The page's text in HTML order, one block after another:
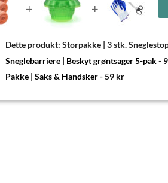
+ +
Dette produkt: Storpakke | 3 stk.
Sneglebarriere | Beskyt grøntsager 5-pak-
Pakke | Saks & Handsker-59 kr